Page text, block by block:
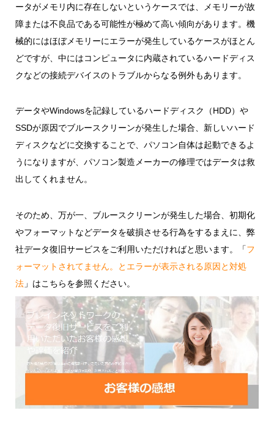
ータがメモリ内に存在しないというケースでは、メモリーが故
障または不良品である可能性が極めて高い傾向があります。機
械的にはほぼメモリーにエラーが発生しているケースがほとん
どですが、中にはコンピュータに内蔵されているハードディス
クなどの接続デバイスのトラブルからなる例外もあります。
データやWindowsを記録しているハードディスク（HDD）や
SSDが原因でブルースクリーンが発生した場合、新しいハード
ディスクなどに交換することで、パソコン自体は起動できるよ
うになりますが、パソコン製造メーカーの修理ではデータは救
出してくれません。
そのため、万が一、ブルースクリーンが発生した場合、初期化
やフォーマットなどデータを破損させる行為をするまえに、弊
社データ復旧サービスをご利用いただければと思います。「フ
ォーマットされてません。とエラーが表示される原因と対処
法」はこちらを参照ください。